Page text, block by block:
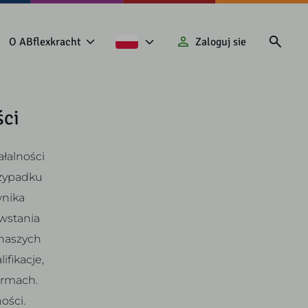
O ABflexkracht Zaloguj sie